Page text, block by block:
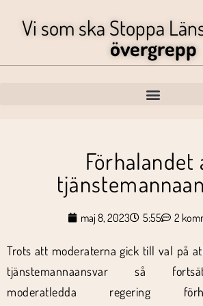
Vi som ska Stoppa
övergrepp
Förhalandet
maj 8, 2023 5:55 2
Trots att moderaterna gick till val på
tjänstemannaansvar så
moderatledda regering